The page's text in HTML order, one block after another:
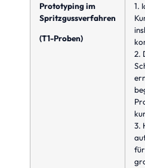
Prototyping im
Spritzgussverfahren
(T1-Proben)
1.
2.
3.